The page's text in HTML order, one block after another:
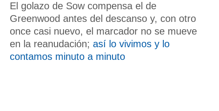
forma
digital
El golazo de Sow compensa el de
Greenwood antes del descanso y, con otro
once casi nuevo, el marcador no se mueve
en la reanudación; así lo vivimos y lo
contamos minuto a minuto